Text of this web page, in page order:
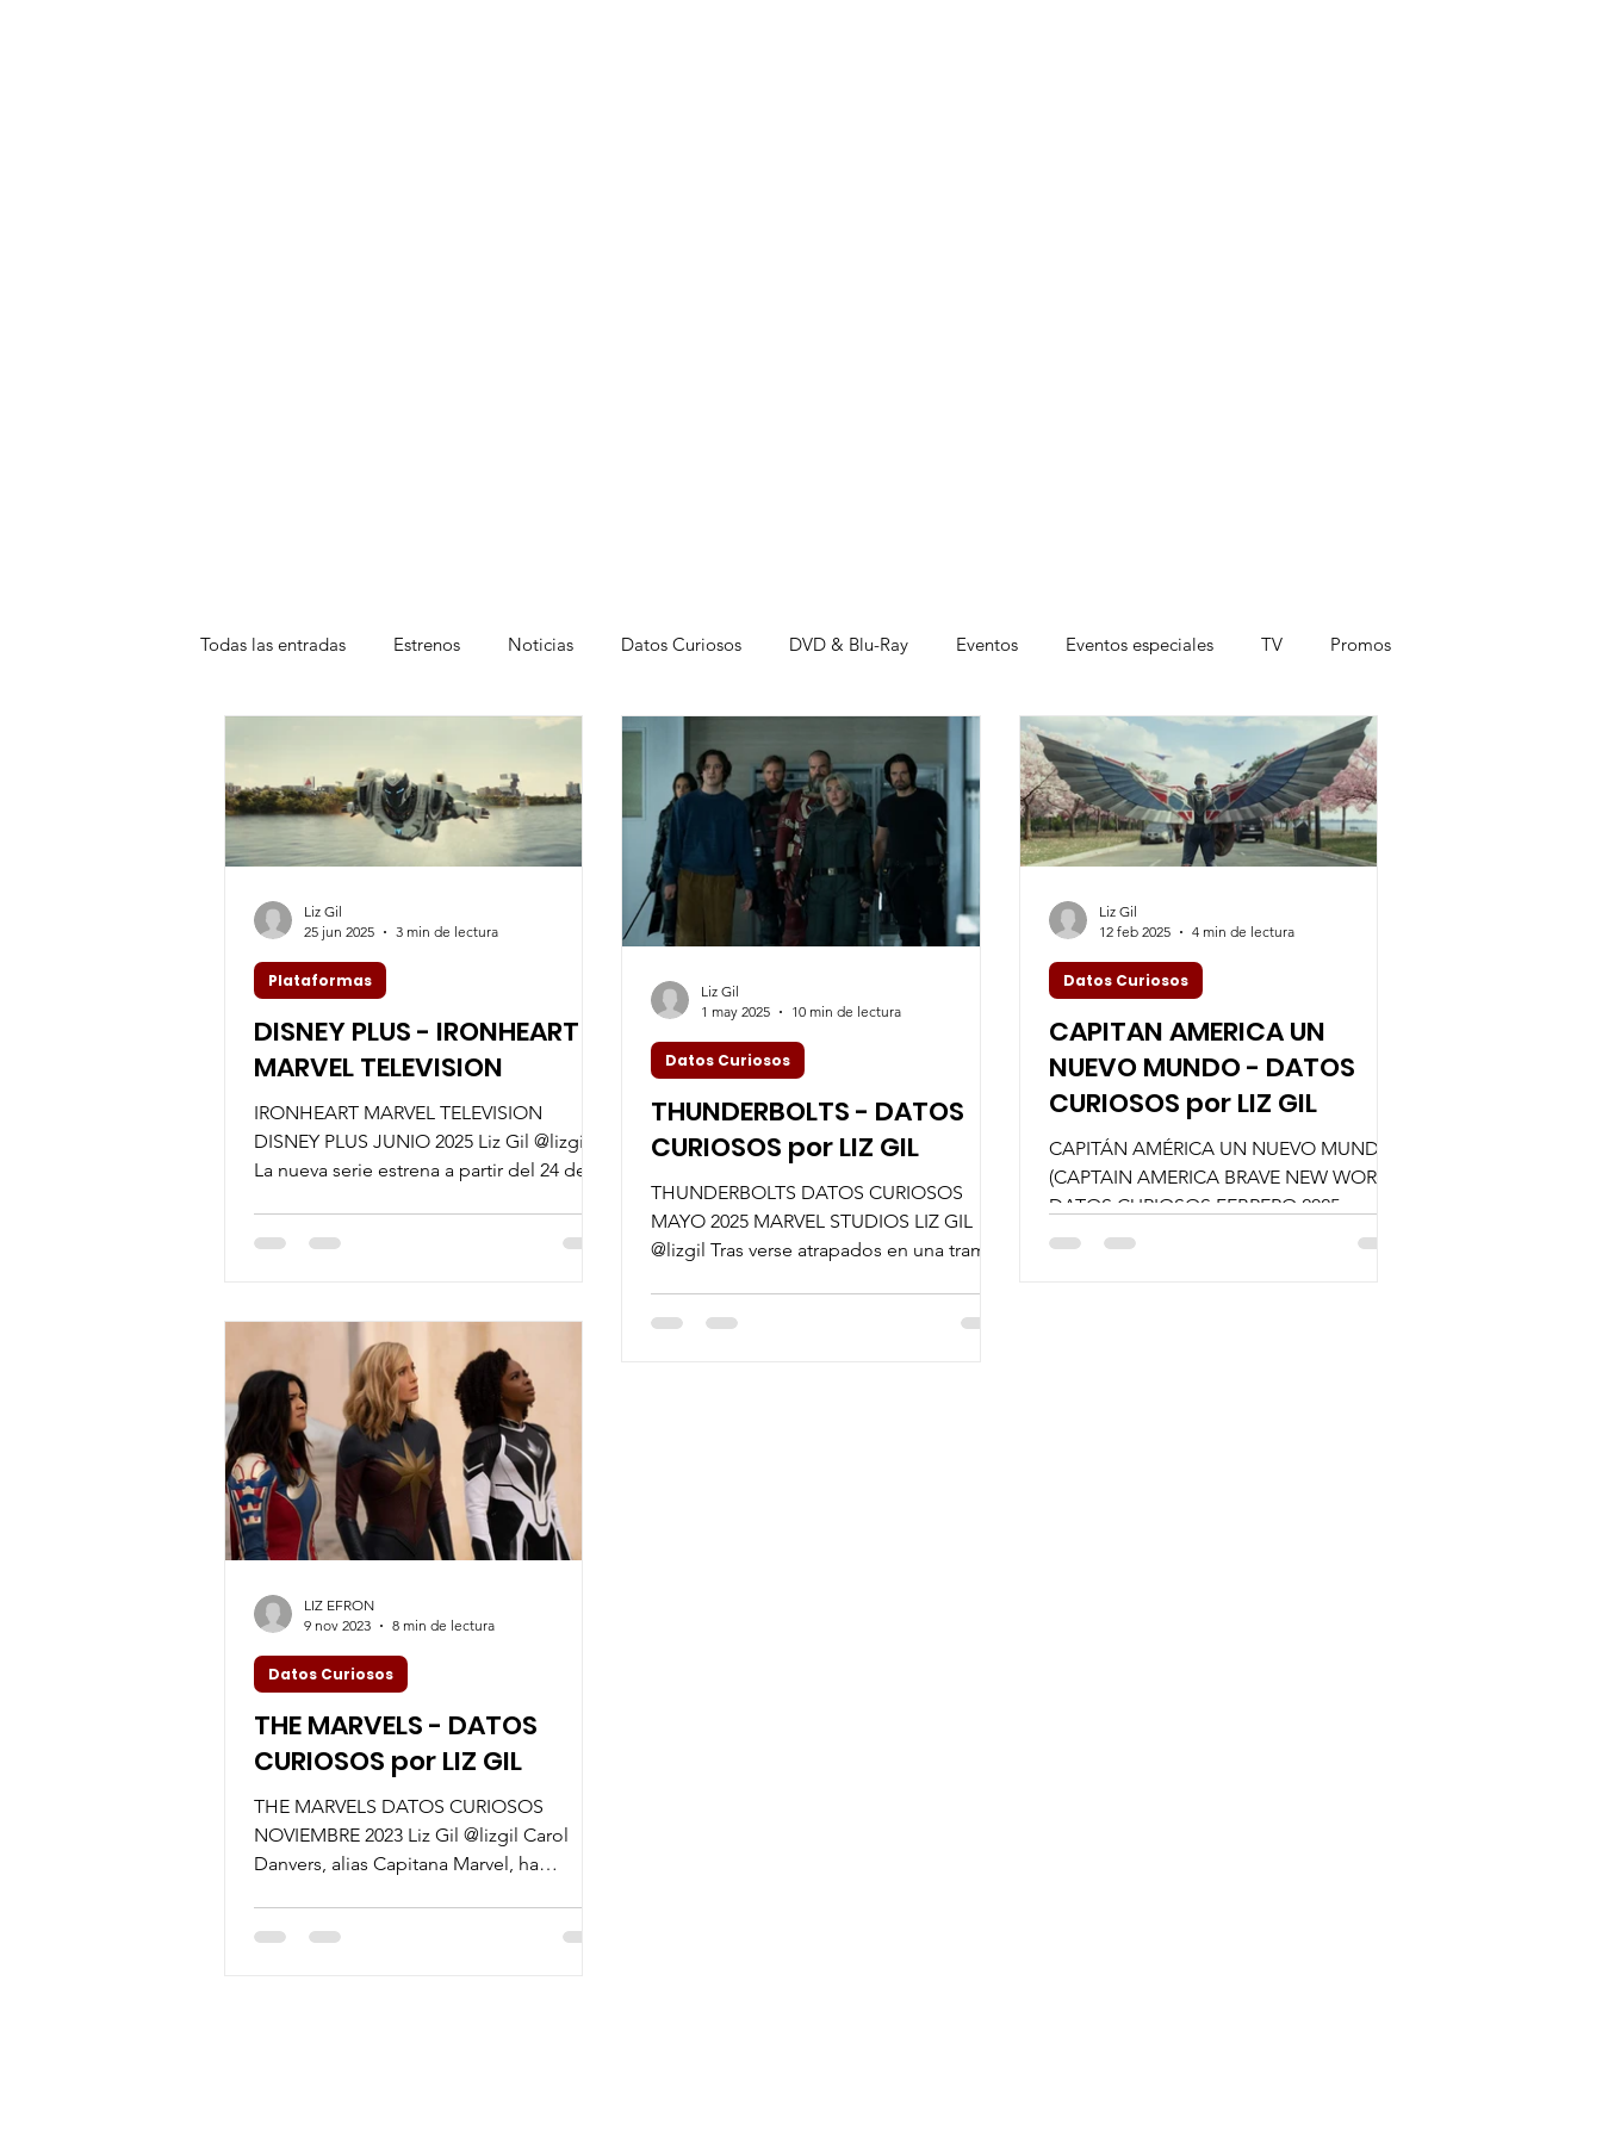
Todas las entradas Estrenos Noticias Datos Curiosos DVD & Blu-Ray Eventos Eventos especiales TV Promos
DISNEY PLUS - IRONHEART -
MARVEL TELEVISION
IRONHEART MARVEL TELEVISION
DISNEY PLUS JUNIO 2025 Liz Gil @lizgil
La nueva serie estrena a partir del 24 de
Plataformas
Liz Gil
25 jun 2025
3 min de lectura
THUNDERBOLTS - DATOS
CURIOSOS por LIZ GIL
THUNDERBOLTS DATOS CURIOSOS
MAYO 2025 MARVEL STUDIOS LIZ GIL
@lizgil Tras verse atrapados en una trampa
Datos Curiosos
Liz Gil
1 may 2025
10 min de lectura
CAPITAN AMERICA UN
NUEVO MUNDO - DATOS
CURIOSOS por LIZ GIL
CAPITÁN AMÉRICA UN NUEVO MUNDO
(CAPTAIN AMERICA BRAVE NEW WORLD)
DATOS CURIOSOS FEBRERO 2025
MARVEL STUDIO LIZ GIL @lizgil Tras
Datos Curiosos
Liz Gil
12 feb 2025
4 min de lectura
THE MARVELS - DATOS
CURIOSOS por LIZ GIL
THE MARVELS DATOS CURIOSOS
NOVIEMBRE 2023 Liz Gil @lizgil Carol
Danvers, alias Capitana Marvel, ha
Datos Curiosos
LIZ EFRON
9 nov 2023
8 min de lectura